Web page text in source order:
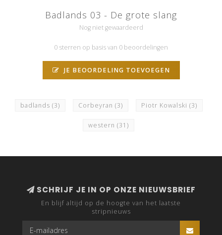
Badlands 03 - De grote slang
Nog niet gewaardeerd
0 sterren op basis van 0 beoordelingen
JE BEOORDELING TOEVOEGEN
badlands (3) Corbeyran (3) Piotr Kowalski (3)
western (31)
SCHRIJF JE IN OP ONZE NIEUWSBRIEF
En blijf altijd op de hoogte van het laatste
stripnieuws